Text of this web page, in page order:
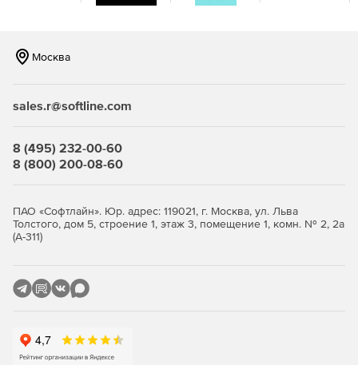
сотрудников, а следовательно – существенно
строй и упрощает сопровождение продукта.
Уникальные технологии обнаружения неизвестных
(при старте системы).
планировщика Windows.
Москва
sales.r@softline.com
8 (495) 232-00-60
8 (800) 200-08-60
ПАО «Софтлайн». Юр. адрес: 119021, г. Москва, ул. Льва
Толстого, дом 5, строение 1, этаж 3, помещение 1, комн. № 2, 2а
(А-311)